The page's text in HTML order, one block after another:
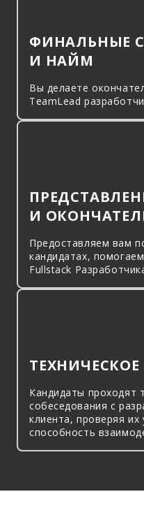
Кандидаты проходят
собеседования с
клиента, проверяя их
способность
И
Предоставляем вам
кандидатах,
Fullstack
ФИНАЛЬНЫЕ
И НАЙМ
Вы делаете
TeamLead